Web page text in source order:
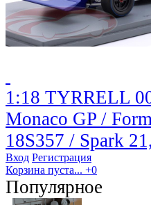
1:18 TYRRELL
Monaco GP /
18S357 / Spark
Вход Регистрация
Корзина пуста... +0
Популярное